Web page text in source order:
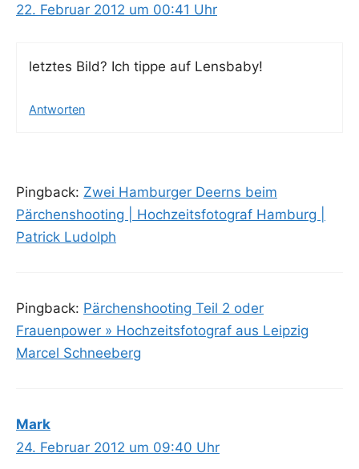
22. Februar 2012 um 00:41 Uhr
letz­tes Bild? Ich tip­pe auf Lensbaby!
Antworten
Pingback: Zwei Hamburger Deerns beim
Pärchenshooting | Hochzeitsfotograf Hamburg |
Patrick Ludolph
Pingback: Pärchenshooting Teil 2 oder
Frauenpower » Hochzeitsfotograf aus Leipzig
Marcel Schneeberg
Mark
24. Februar 2012 um 09:40 Uhr